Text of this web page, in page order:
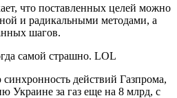
что поставленных целей можно
и радикальными методами, а
шагов.
самой страшно. LOL
действий Газпрома,
Украине за газ еще на 8 млрд, с